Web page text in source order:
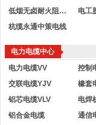
低烟无卤耐火阻燃电线
电工
杭缆永通中策电线
电力电缆中心
电力电缆VV
控制
交联电缆YJV
橡套
铝芯电缆VLV
电焊
铝合金电缆
通信